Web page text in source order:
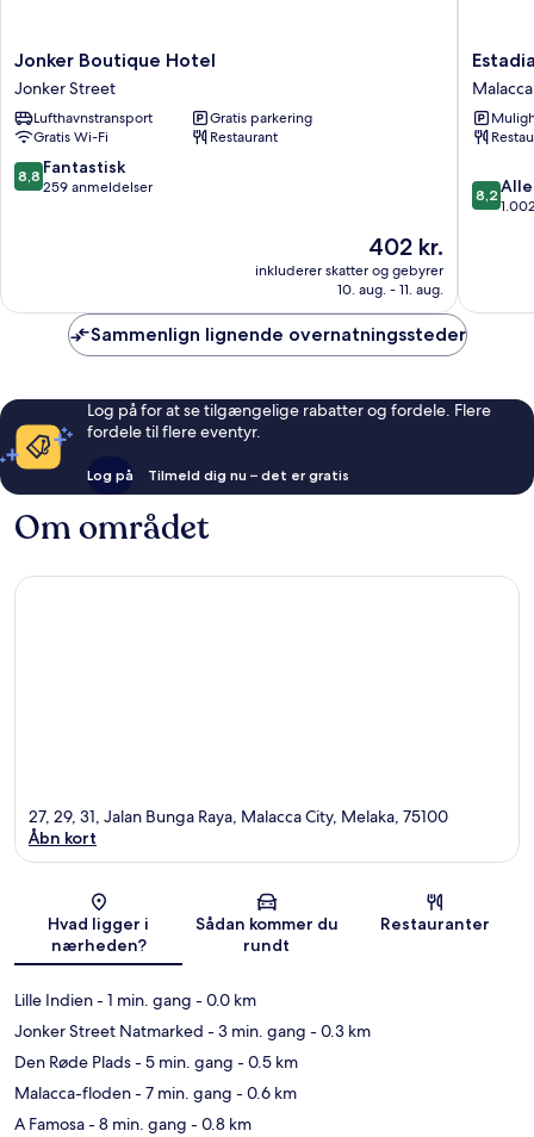
Jonker
Boutique
Hotel
Jonker
Street
Jonker Boutique Hotel
Jonker Street
Lufthavnstransport
Gratis parkering
Gratis Wi-Fi
Restaurant
8.8
ud
8,8 Fantastisk
259 anmeldelser
Prisen
402 kr.
402 kr.
inkluderer skatter og gebyrer
10. aug. - 11. aug.
Estadia
Hotel
Malacca
City
8.2
ud
8,2
Sammenlign lignende overnatningssteder
Log på for at se tilgængelige rabatter og fordele. Flere
fordele til flere eventyr.
Log på Tilmeld dig nu – det er gratis
Om området
Kort
27, 29, 31, Jalan Bunga Raya, Malacca City, Melaka, 75100
Åbn kort
Hvad ligger i
nærheden?
Sådan kommer du
rundt
Restauranter
Lille Indien- 1 min. gang - 0.0 km
Jonker Street Natmarked - 3 min. gang - 0.3 km
Den Røde Plads- 5 min. gang - 0.5 km
Malacca-floden- 7 min. gang - 0.6 km
A Famosa- 8 min. gang - 0.8 km